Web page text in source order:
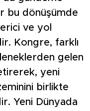
bu dönüşümde
ve yol
Kongre, farklı
gelen
yeni
birlikte
Yeni Dünyada